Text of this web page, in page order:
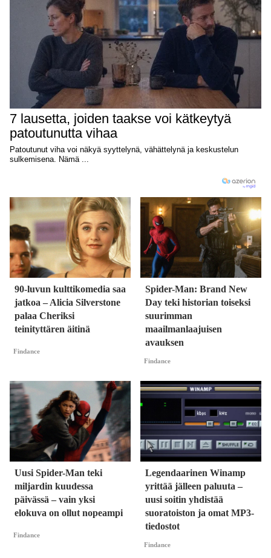
90-luvun kulttikomedia saa
jatkoa – Alicia Silverstone
palaa Cheriksi
teinityttären äitinä
Findance
Spider-Man: Brand New
Day teki historian toiseksi
suurimman
maailmanlaajuisen
avauksen
Findance
Uusi Spider-Man teki
miljardin kuudessa
päivässä – vain yksi
elokuva on ollut nopeampi
Findance
Legendaarinen Winamp
yrittää jälleen paluuta –
uusi soitin yhdistää
suoratoiston ja omat MP3-
tiedostot
Findance